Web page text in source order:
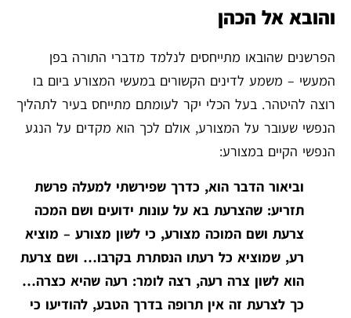
והובא אל הכהן
הפרשנים שהובאו מתייחסים לנלמד מדברי התורה בפן
המעשי – משמע לדינים הקשורים במעשי המצורע ביום בו
רוצה להיטהר. בעל הכלי יקר לעומתם מתייחס בעיר לתהליך
הנפשי שעובר על המצורע, אולם לכך הוא מקדים על הנגע
הנפשי הקיים במצורע:
וביאור הדבר הוא, כדרך שפירשתי למעלה פרשת
תזריע: שהצרעת בא על עונות ידועים ושם המכה
צרעת ושם המוכה מצורע, כי לשון מצורע – מוציא
רע, שמוציא כל רעתו הנסתרת בקרבו… ושם צרעת
הוא לשון צרה רעה, רצה לומר: רעה שהיא כצרה…
כך לצרעת זה אין תרופה בדרך הטבע, להודיעו כי